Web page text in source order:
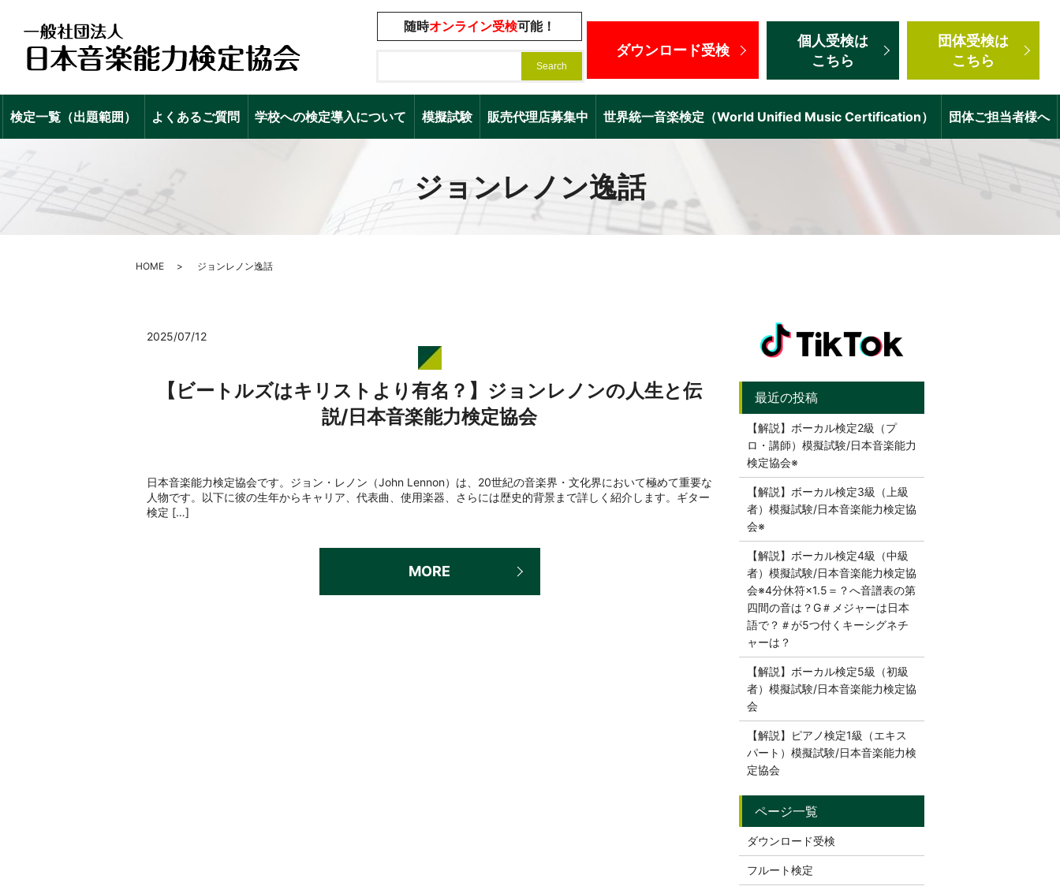
随時オンライン受検可能！
ダウンロード受検
個人受検は
こちら
団体受検は
こちら
検定一覧（出題範囲） よくあるご質問 学校への検定導入について 模擬試験 販売代理店募集中 世界統一音楽検定（World Unified Music Certification） 団体ご担当者様へ
ジョンレノン逸話
HOME ジョンレノン逸話
2025/07/12
【ビートルズはキリストより有名？】ジョンレノンの人生と伝
説/日本音楽能力検定協会
日本音楽能力検定協会です。ジョン・レノン（John Lennon）は、20世紀の音楽界・文化界において極めて重要な
人物です。以下に彼の生年からキャリア、代表曲、使用楽器、さらには歴史的背景まで詳しく紹介します。ギター
検定 […]
MORE
【解説】ボーカル検定2級（プ
ロ・講師）模擬試験/日本音楽能力
検定協会※
【解説】ボーカル検定3級（上級
者）模擬試験/日本音楽能力検定協
会※
【解説】ボーカル検定4級（中級
者）模擬試験/日本音楽能力検定協
会※4分休符×1.5＝？へ音譜表の第
四間の音は？G＃メジャーは日本
語で？＃が5つ付くキーシグネチ
ャーは？
【解説】ボーカル検定5級（初級
者）模擬試験/日本音楽能力検定協
会
【解説】ピアノ検定1級（エキス
パート）模擬試験/日本音楽能力検
定協会
ダウンロード受検
フルート検定